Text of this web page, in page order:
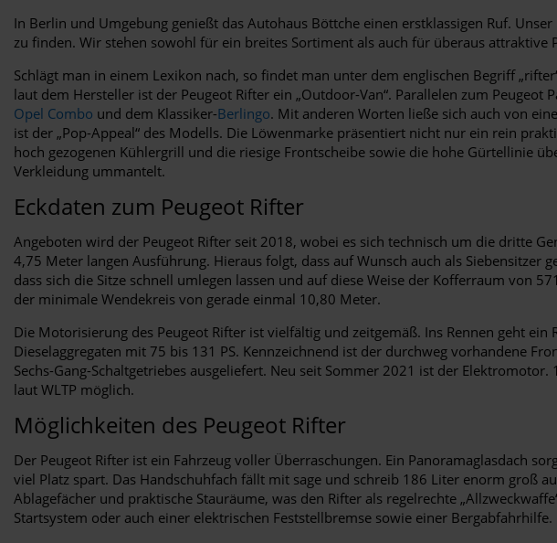
In Berlin und Umgebung genießt das Autohaus Böttche einen erstklassigen Ruf.
zu finden. Wir stehen sowohl für ein breites Sortiment als auch für überaus attraktive
Schlägt man in einem Lexikon nach, so findet man unter dem englischen Begriff
laut dem Hersteller ist der Peugeot Rifter ein „Outdoor-Van“. Parallelen zum
Opel Combo und dem Klassiker-Berlingo. Mit anderen Worten ließe sich auch von
ist der „Pop-Appeal“ des Modells. Die Löwenmarke präsentiert nicht nur ein rein
hoch gezogenen Kühlergrill und die riesige Frontscheibe sowie die hohe Gürtellinie
Verkleidung ummantelt.
Eckdaten zum Peugeot Rifter
Angeboten wird der Peugeot Rifter seit 2018, wobei es sich technisch um die dritte
4,75 Meter langen Ausführung. Hieraus folgt, dass auf Wunsch auch als
dass sich die Sitze schnell umlegen lassen und auf diese Weise der Kofferraum von
der minimale Wendekreis von gerade einmal 10,80 Meter.
Die Motorisierung des Peugeot Rifter ist vielfältig und zeitgemäß. Ins Rennen geht
Dieselaggregaten mit 75 bis 131 PS. Kennzeichnend ist der durchweg vorhandene
Sechs-Gang-Schaltgetriebes ausgeliefert. Neu seit Sommer 2021 ist der
laut WLTP möglich.
Möglichkeiten des Peugeot Rifter
Der Peugeot Rifter ist ein Fahrzeug voller Überraschungen. Ein Panoramaglasdach
viel Platz spart. Das Handschuhfach fällt mit sage und schreib 186 Liter enorm
Ablagefächer und praktische Stauräume, was den Rifter als regelrechte
Startsystem oder auch einer elektrischen Feststellbremse sowie einer Bergabfahrhilfe.